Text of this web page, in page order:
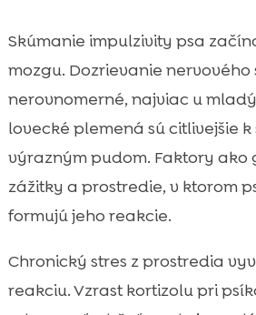
Skúmanie impulzivity psa
mozgu. Dozrievanie nervového
nerovnomerné, najviac u
lovecké plemená sú citlivejšie k
výrazným pudom. Faktory ako
zážitky a prostredie, v ktorom
formujú jeho reakcie.
Chronický stres z prostredia
reakciu. Vzrast kortizolu pri